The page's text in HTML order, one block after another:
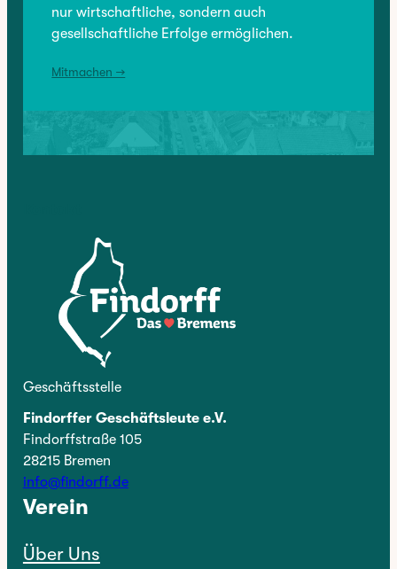
nur wirtschaftliche, sondern auch
gesellschaftliche Erfolge ermöglichen.
Mitmachen →
Geschäftsstelle
Findorffer Geschäftsleute e.V.
Findorffstraße 105
28215 Bremen
info@findorff.de
Verein
Über Uns